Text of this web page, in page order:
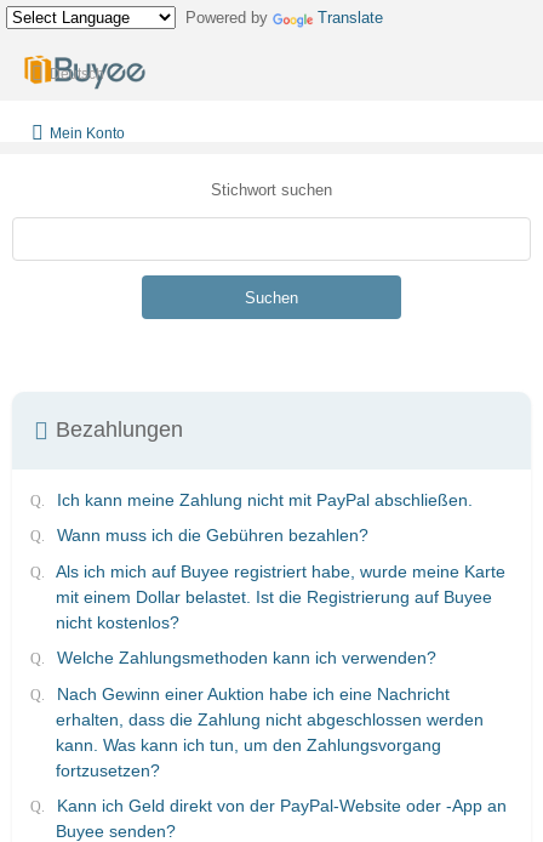
Powered by Translate
Deutsch
Mein Konto
Stichwort suchen
Suchen
Bezahlungen
Ich kann meine Zahlung nicht mit PayPal abschließen.
Wann muss ich die Gebühren bezahlen?
Als ich mich auf Buyee registriert habe, wurde meine Karte
mit einem Dollar belastet. Ist die Registrierung auf Buyee
nicht kostenlos?
Welche Zahlungsmethoden kann ich verwenden?
Nach Gewinn einer Auktion habe ich eine Nachricht
erhalten, dass die Zahlung nicht abgeschlossen werden
kann. Was kann ich tun, um den Zahlungsvorgang
fortzusetzen?
Kann ich Geld direkt von der PayPal-Website oder -App an
Buyee senden?